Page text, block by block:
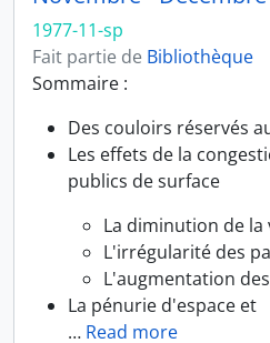
1977-11-sp
Fait partie de Bibliothèque
Sommaire :
Des couloirs réservés
Les effets de la
publics de surface
La diminution de la
L'irrégularité des
L'augmentation
La pénurie d'espace et
… Read more